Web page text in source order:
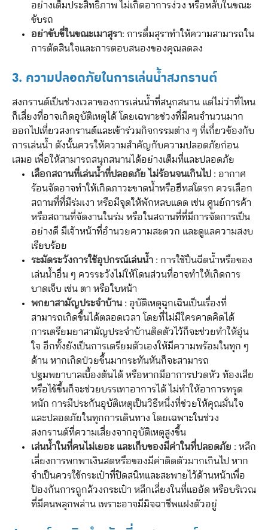
อย่างเต็มประสิทธิภาพ ไม่เกิดอาการง่วง หรือหลับในขณะ
ขับรถ
อย่าขับขี่ในขณะเมาสุรา: การดื่มสุราทำให้ความสามารถใน
การตัดสินใจและการตอบสนองของคุณลดลง
3. ความปลอดภัยในการเล่นน้ำสงกรานต์
สงกรานต์เป็นช่วงเวลาของการเล่นน้ำที่สนุกสนาน แต่ไม่ว่าที่ไหน
ก็เสี่ยงที่อาจเกิดอุบัติเหตุได้ โดยเฉพาะช่วงที่มีคนจำนวนมาก
ออกไปเที่ยวสงกรานต์และเข้าร่วมกิจกรรมต่าง ๆ ที่เกี่ยวข้องกับ
การเล่นน้ำ ดังนั้นควรให้ความสำคัญกับความปลอดภัยก่อน
เสมอ เพื่อให้สามารถสนุกสนานได้อย่างเต็มที่และปลอดภัย
เลือกสถานที่เล่นน้ำที่ปลอดภัย ไม่ร้อนจนเกินไป : อากาศ
ร้อนจัดอาจทำให้เกิดภาวะขาดน้ำหรือฮีทสโตรก ควรเลือก
สถานที่ที่มีร่มเงา หรือมีจุดให้พักหลบแดด เช่น ศูนย์การค้า
หรือสถานที่จัดงานในร่ม หรือในสถานที่ที่มีการจัดการเป็น
อย่างดี มีเจ้าหน้าที่อำนวยความสะดวก และดูแลความสงบ
เรียบร้อย
ระมัดระวังการใช้อุปกรณ์เล่นน้ำ : การใช้ปืนฉีดน้ำหรือของ
เล่นน้ำอื่น ๆ ควรระวังไม่ให้โดนส่วนที่อาจทำให้เกิดการ
บาดเจ็บ เช่น ตา หรือใบหน้า
พกยาสามัญประจำบ้าน : อุบัติเหตุฉุกเฉินเป็นเรื่องที่
สามารถเกิดขึ้นได้ตลอดเวลา โดยที่ไม่มีใครคาดคิดได้
การเตรียมยาสามัญประจำบ้านติดตัวไว้ก็จะช่วยทำให้อุ่น
ใจ อีกทั้งยังเป็นการเตรียมตัวเองให้มีความพร้อมในทุก ๆ
ด้าน หากเกิดป่วยขึ้นมากระทันหันก็จะสามารถ
ปฐมพยาบาลเบื้องต้นได้ หรือหากมีอาการปวดหัว ท้องเสีย
หรือไข้ขึ้นก็จะช่วยบรรเทาอาการได้ ไม่ทำให้อาการทรุด
หนัก การมีประกันอุบัติเหตุเป็นวิธีหนึ่งที่ช่วยให้คุณมั่นใจ
และปลอดภัยในทุกการเดินทาง โดยเฉพาะในช่วง
สงกรานต์ที่ความเสี่ยงจากอุบัติเหตุสูงขึ้น
เล่นน้ำในที่คนไม่เยอะ และเก็บของมีค่าในที่ปลอดภัย : หลีก
เลี่ยงการพกพาเงินสดหรือของมีค่าติดตัวมากเกินไป หาก
จำเป็นควรใช้กระเป๋าที่ปิดสนิทและสะพายไว้ด้านหน้าเพื่อ
ป้องกันการถูกล้วงกระเป๋า หลีกเลี่ยงในที่แออัด หรือบริเวณ
ที่มีคนพลุกพล่าน เพราะอาจมีมิจฉาชีพแฝงตัวอยู่